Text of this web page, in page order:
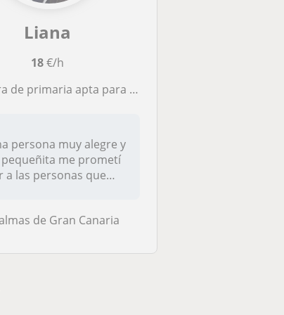
Liana
18€/h
tipo de materia. Me adapto indistintamente al alumno para que obtenga un buen rendimiento.
persona muy alegre y
pequeñita me prometí
a las personas que
de Gran Canaria